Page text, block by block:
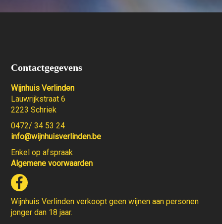
Contactgegevens
Wijnhuis Verlinden
Lauwrijkstraat 6
2223 Schriek
0472/ 34 53 24
info@wijnhuisverlinden.be
Enkel op afspraak
Algemene voorwaarden
Wijnhuis Verlinden verkoopt geen wijnen aan personen
jonger dan 18 jaar.